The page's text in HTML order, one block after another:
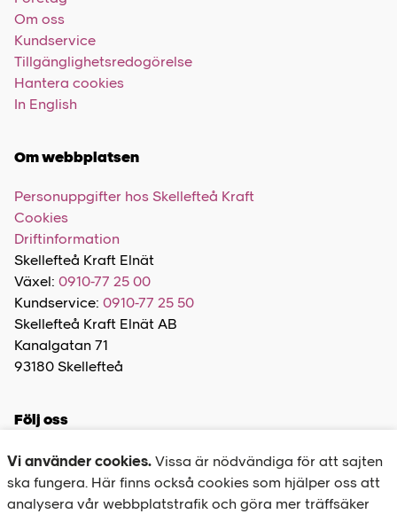
Vi använder cookies. Vissa är nödvändiga för att sajten
ska fungera. Här finns också cookies som hjälper oss att
analysera vår webbplatstrafik och göra mer träffsäker
Om oss
Kundservice
Tillgänglighetsredogörelse
Hantera cookies
In English
Om webbplatsen
Personuppgifter hos Skellefteå Kraft
Cookies
Driftinformation
Skellefteå Kraft Elnät
Växel: 0910-77 25 00
Kundservice: 0910-77 25 50
Skellefteå Kraft Elnät AB
Kanalgatan 71
93180 Skellefteå
Följ oss